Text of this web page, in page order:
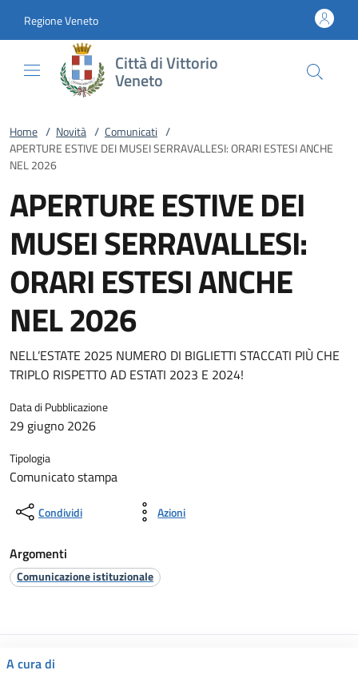
Regione Veneto
Città di Vittorio
Veneto
Home / Novità / Comunicati /
APERTURE ESTIVE DEI MUSEI SERRAVALLESI: ORARI ESTESI ANCHE
NEL 2026
APERTURE ESTIVE DEI
MUSEI SERRAVALLESI:
ORARI ESTESI ANCHE
NEL 2026
NELL’ESTATE 2025 NUMERO DI BIGLIETTI STACCATI PIÙ CHE
TRIPLO RISPETTO AD ESTATI 2023 E 2024!
Data di Pubblicazione
29 giugno 2026
Tipologia
Comunicato stampa
Condividi Azioni
Argomenti
Comunicazione istituzionale
A cura di